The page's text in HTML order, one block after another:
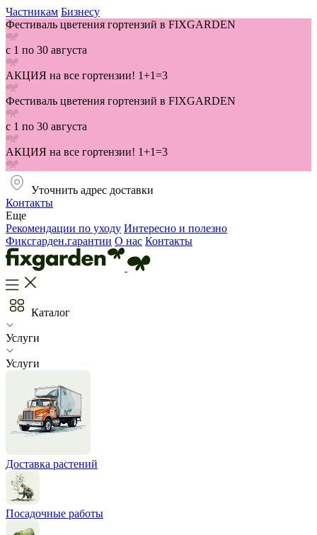
Частникам Бизнесу
Фестиваль цветения гортензий в FIXGARDEN
с 1 по 30 августа
АКЦИЯ на все гортензии! 1+1=3
Фестиваль цветения гортензий в FIXGARDEN
с 1 по 30 августа
АКЦИЯ на все гортензии! 1+1=3
Уточнить адрес доставки
Контакты
Еще
Рекомендации по уходу Интересно и полезно
Фиксгарден.гарантии О нас Контакты
Каталог
Услуги
Услуги
Доставка растений
Посадочные работы